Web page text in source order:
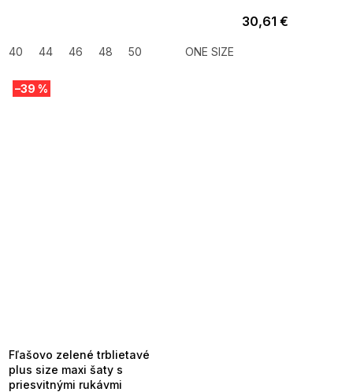
40 44 46 48 50
30,61 €
ONE SIZE
–39 %
Fľašovo zelené trblietavé
plus size maxi šaty s
priesvitnými rukávmi